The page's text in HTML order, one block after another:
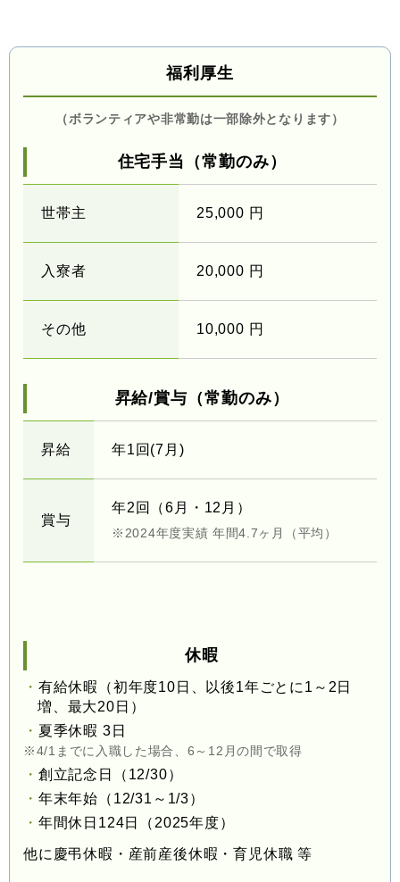
福利厚生
（ボランティアや非常勤は一部除外となります）
住宅手当（常勤のみ）
世帯主 25,000 円
入寮者 20,000 円
その他 10,000 円
昇給/賞与（常勤のみ）
昇給 年1回(7月)
賞与
年2回（6月・12月）
※2024年度実績 年間4.7ヶ月（平均）
休暇
有給休暇（初年度10日、以後1年ごとに1～2日
増、最大20日）
夏季休暇 3日
※4/1までに入職した場合、6～12月の間で取得
創立記念日（12/30）
年末年始（12/31～1/3）
年間休日124日（2025年度）
他に慶弔休暇・産前産後休暇・育児休職 等